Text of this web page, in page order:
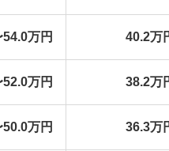
万円 40.2万
万円 38.2万
万円 36.3万